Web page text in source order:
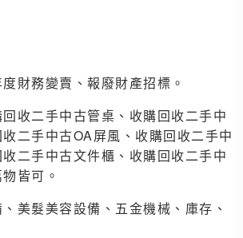
財務變賣、報廢財產招標。
收二手中古管桌、收購回收二手中
二手中古OA屏風、收購回收二手中
二手中古文件櫃、收購回收二手中
皆可。
美髮美容設備、五金機械、庫存、